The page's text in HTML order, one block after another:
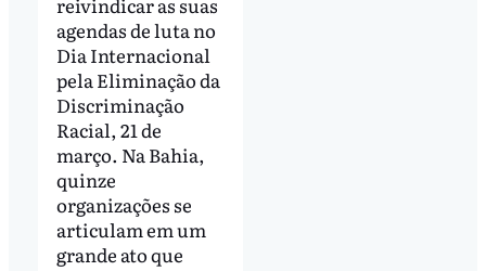
agendas de luta no
Dia Internacional
pela Eliminação da
Discriminação
Racial, 21 de
março. Na Bahia,
quinze
organizações se
articulam em um
grande ato que